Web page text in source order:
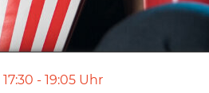
17:30 - 19:05 Uhr